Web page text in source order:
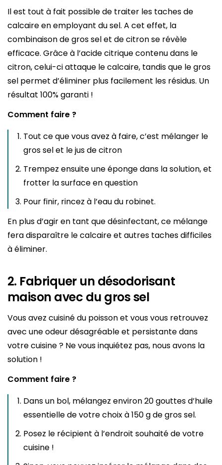
Il est tout à fait possible de traiter les taches de
calcaire en employant du sel. A cet effet, la
combinaison de gros sel et de citron se révèle
efficace. Grâce à l’acide citrique contenu dans le
citron, celui-ci attaque le calcaire, tandis que le gros
sel permet d’éliminer plus facilement les résidus. Un
résultat 100% garanti !
Comment faire ?
Tout ce que vous avez à faire, c’est mélanger le
gros sel et le jus de citron
Trempez ensuite une éponge dans la solution, et
frotter la surface en question
Pour finir, rincez à l’eau du robinet.
En plus d’agir en tant que désinfectant, ce mélange
fera disparaître le calcaire et autres taches difficiles
à éliminer.
2. Fabriquer un désodorisant
maison avec du gros sel
Vous avez cuisiné du poisson et vous vous retrouvez
avec une odeur désagréable et persistante dans
votre cuisine ? Ne vous inquiétez pas, nous avons la
solution !
Comment faire ?
Dans un bol, mélangez environ 20 gouttes d’huile
essentielle de votre choix à 150 g de gros sel.
Posez le récipient à l’endroit souhaité de votre
cuisine !